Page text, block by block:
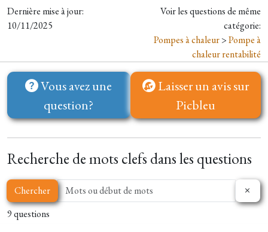
Dernière mise à jour:
10/11/2025
Voir les questions de même
catégorie:
Pompes à chaleur>Pompe à
chaleur rentabilité
Vous avez une
question?
Laisser un avis sur
Picbleu
Recherche de mots clefs dans les questions
Chercher
9 questions